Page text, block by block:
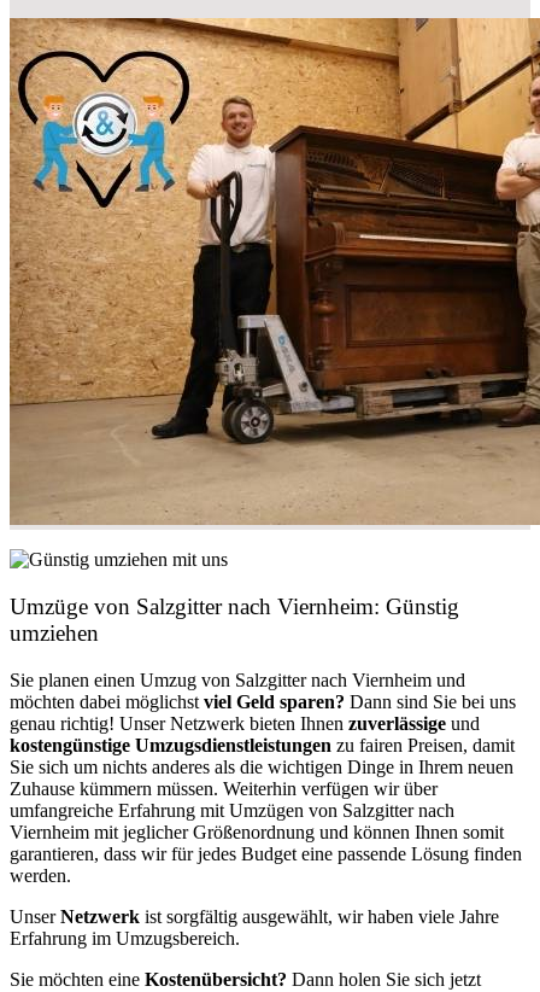
Umzüge von Salzgitter nach Viernheim: Günstig
umziehen
Sie planen einen Umzug von Salzgitter nach Viernheim und
möchten dabei möglichst viel Geld sparen? Dann sind Sie bei uns
genau richtig! Unser Netzwerk bieten Ihnen zuverlässige und
kostengünstige Umzugsdienstleistungen zu fairen Preisen, damit
Sie sich um nichts anderes als die wichtigen Dinge in Ihrem neuen
Zuhause kümmern müssen. Weiterhin verfügen wir über
umfangreiche Erfahrung mit Umzügen von Salzgitter nach
Viernheim mit jeglicher Größenordnung und können Ihnen somit
garantieren, dass wir für jedes Budget eine passende Lösung finden
werden.
UnserNetzwerk ist sorgfältig ausgewählt, wir haben viele Jahre
Erfahrung im Umzugsbereich.
Sie möchten eine Kostenübersicht? Dann holen Sie sich jetzt